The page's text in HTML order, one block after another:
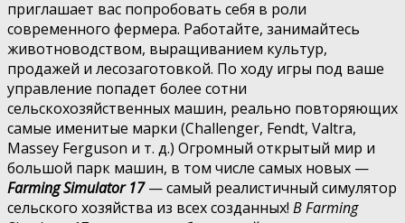
приглашает вас попробовать себя в роли
современного фермера. Работайте, занимайтесь
животноводством, выращиванием культур,
продажей и лесозаготовкой. По ходу игры под ваше
управление попадет более сотни
сельскохозяйственных машин, реально повторяющих
самые именитые марки (Challenger, Fendt, Valtra,
Massey Ferguson и т. д.) Огромный открытый мир и
большой парк машин, в том числе самых новых —
Farming Simulator 17 — самый реалистичный симулятор
сельского хозяйства из всех созданных! В Farming